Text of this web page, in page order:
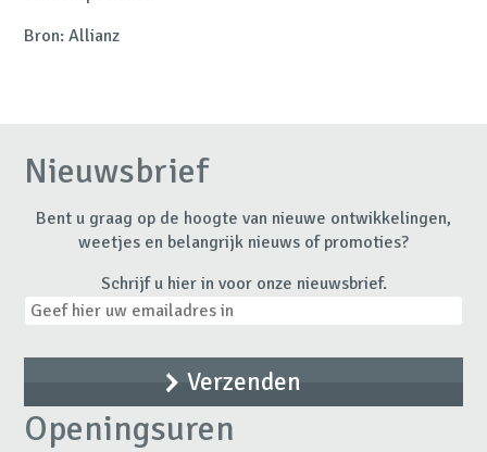
Bron: Allianz
Nieuwsbrief
Bent u graag op de hoogte van nieuwe ontwikkelingen,
weetjes en belangrijk nieuws of promoties?
Schrijf u hier in voor onze nieuwsbrief.
Openingsuren